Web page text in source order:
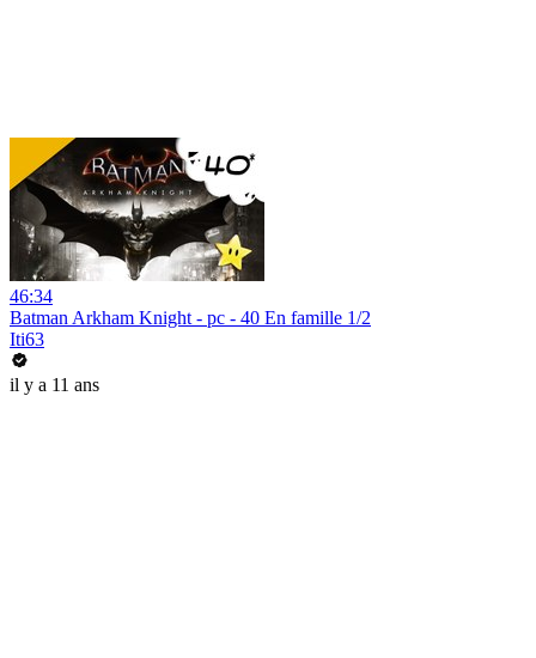
46:34
Batman Arkham Knight - pc - 40 En famille 1/2
Iti63
il y a 11 ans